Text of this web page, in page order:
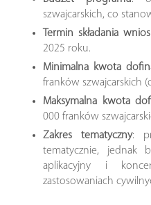
szwajcarskich, co
Termin składania
2025 roku.
Minimalna kwota
franków szwajcarskich
Maksymalna kwota
000 franków
Zakres tematyczny:
tematycznie, jednak
aplikacyjny i
zastosowaniach